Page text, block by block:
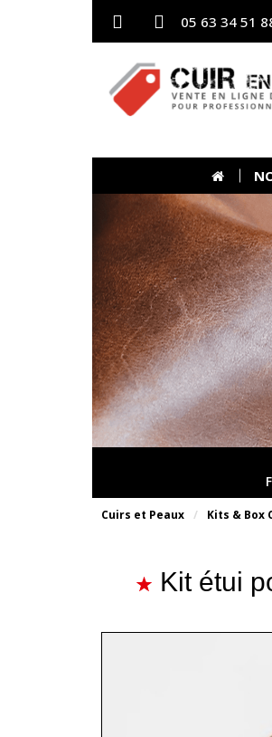
05 63 34 51
Cuirs et Peaux Kits & Box
Kit étui